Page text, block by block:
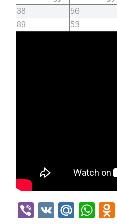
38
56
89
53
Viber
VK